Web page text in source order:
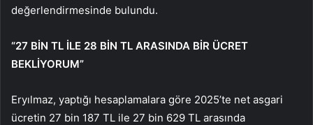
değerlendirmesinde bulundu.
“27 BİN TL İLE 28 BİN TL ARASINDA BİR ÜCRET
BEKLİYORUM”
Eryılmaz, yaptığı hesaplamalara göre 2025’te net asgari
ücretin 27 bin 187 TL ile 27 bin 629 TL arasında